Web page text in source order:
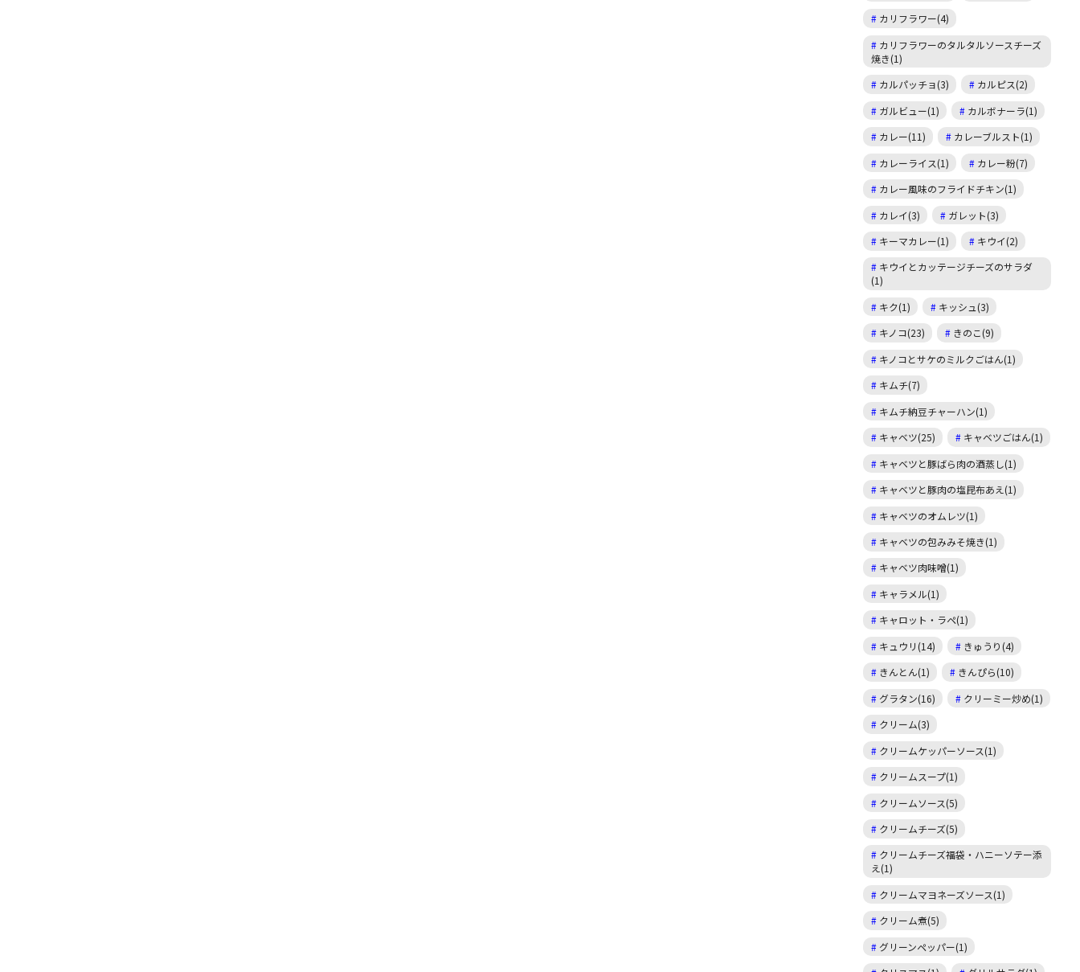
カリフラワー(4)
カリフラワーのタルタルソースチーズ
焼き(1)
カルパッチョ(3)
カルピス(2)
ガルビュー(1)
カルボナーラ(1)
カレー(11)
カレーブルスト(1)
カレーライス(1)
カレー粉(7)
カレー風味のフライドチキン(1)
カレイ(3)
ガレット(3)
キーマカレー(1)
キウイ(2)
キウイとカッテージチーズのサラダ
(1)
キク(1)
キッシュ(3)
キノコ(23)
きのこ(9)
キノコとサケのミルクごはん(1)
キムチ(7)
キムチ納豆チャーハン(1)
キャベツ(25)
キャベツごはん(1)
キャベツと豚ばら肉の酒蒸し(1)
キャベツと豚肉の塩昆布あえ(1)
キャベツのオムレツ(1)
キャベツの包みみそ焼き(1)
キャベツ肉味噌(1)
キャラメル(1)
キャロット・ラペ(1)
キュウリ(14)
きゅうり(4)
きんとん(1)
きんぴら(10)
グラタン(16)
クリーミー炒め(1)
クリーム(3)
クリームケッパーソース(1)
クリームスープ(1)
クリームソース(5)
クリームチーズ(5)
クリームチーズ福袋・ハニーソテー添
え(1)
クリームマヨネーズソース(1)
クリーム煮(5)
グリーンペッパー(1)